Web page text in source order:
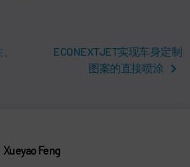
ECONEXTJET实现车身定制
图案的直接喷涂
Xueyao Feng